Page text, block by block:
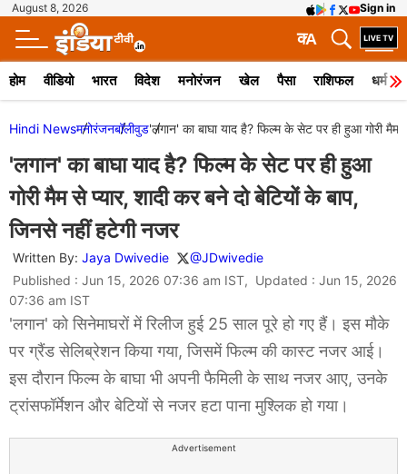
August 8, 2026 Sign in
A
क
होम वीडियो भारत विदेश मनोरंजन खेल पैसा राशिफल धर्म
Hindi Newsमनोरंजनबॉलीवुड'लगान' का बाघा याद है? फिल्म के सेट पर ही हुआ गोरी मैम
'लगान' का बाघा याद है? फिल्म के सेट पर ही हुआ
गोरी मैम से प्यार, शादी कर बने दो बेटियों के बाप,
जिनसे नहीं हटेगी नजर
Written By: Jaya Dwivedie
@JDwivedie
Published : Jun 15, 2026 07:36 am IST, Updated : Jun 15, 2026
07:36 am IST
'लगान' को सिनेमाघरों में रिलीज हुई 25 साल पूरे हो गए हैं। इस मौके
पर ग्रैंड सेलिब्रेशन किया गया, जिसमें फिल्म की कास्ट नजर आई।
इस दौरान फिल्म के बाघा भी अपनी फैमिली के साथ नजर आए, उनके
ट्रांसफॉर्मेशन और बेटियों से नजर हटा पाना मुश्लिक हो गया।
Advertisement